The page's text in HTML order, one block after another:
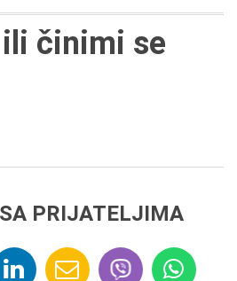
činimi se
PRIJATELJIMA